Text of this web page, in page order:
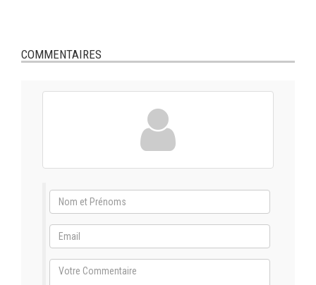
COMMENTAIRES